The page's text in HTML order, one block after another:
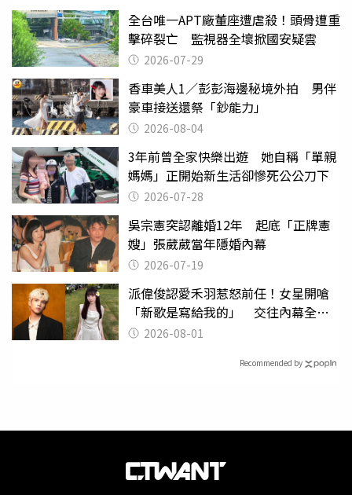
全台唯一APT廠董座遭虐殺！頭骨遭重
擊碎裂亡 監視器全壞掀國安疑雲
2026-07-29
香車美人1／彭彭海邊秘境外拍 男伴
豪車接送還祭「鈔能力」
2026-08-04
3年前曾全家快樂出遊 她自稱「單親
媽媽」正開始新生活卻慘死公公刀下
2026-07-28
吳宗憲突認離婚12年 起底「正牌憲
嫂」張葳葳當年隱婚內幕
2026-07-19
派偉俊認愛禾羽惹怒前任！女星開嗆
「新歌是寫給我的」 交往內幕全說
了 2026-08-01
Recommended by